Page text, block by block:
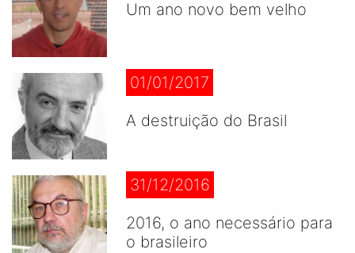
Um ano novo bem velho
01/01/2017
A destruição do Brasil
31/12/2016
2016, o ano necessário para
o brasileiro